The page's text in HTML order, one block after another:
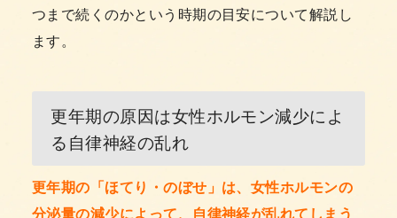
つまで続くのかという時期の目安について解説し
ます。
更年期の原因は女性ホルモン減少によ
る自律神経の乱れ
更年期の「ほてり・のぼせ」は、女性ホルモンの
分泌量の減少によって、自律神経が乱れてしまう